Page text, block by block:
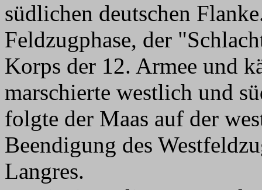
südlichen deutschen
Feldzugphase, der
Korps der 12. Armee und
marschierte westlich und
folgte der Maas auf der
Beendigung des
Langres.